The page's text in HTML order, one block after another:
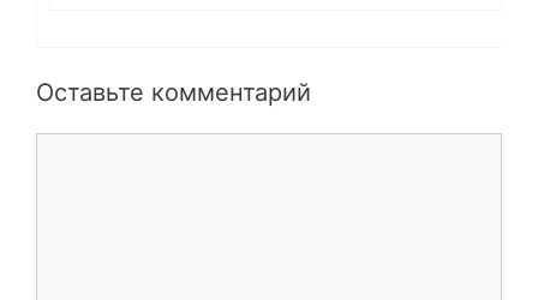
Оставьте комментарий